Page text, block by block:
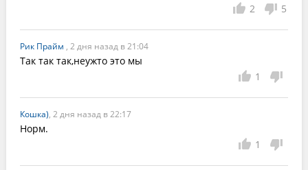
2
5
Рик Прайм , 2 дня назад в 21:04
Так так так,неужто это мы
1
Кошка), 2 дня назад в 22:17
Норм.
1